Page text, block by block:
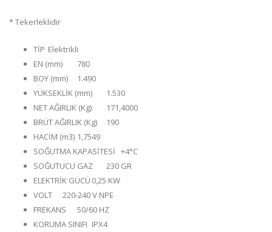
* Tekerleklidir
TİP Elektrikli
EN (mm)
780
BOY (mm)
1.490
YÜKSEKLİK (mm)
1.530
NET AĞIRLIK (Kg)
171,4000
BRÜT AĞIRLIK (Kg)
190
HACİM (m3) 1,7549
SOĞUTMA KAPASİTESİ +4°C
SOĞUTUCU GAZ
230 GR
ELEKTRİK GÜCÜ 0,25 KW
VOLT
220-240 V NPE
FREKANS
50/60 HZ
KORUMA SINIFI IPX4